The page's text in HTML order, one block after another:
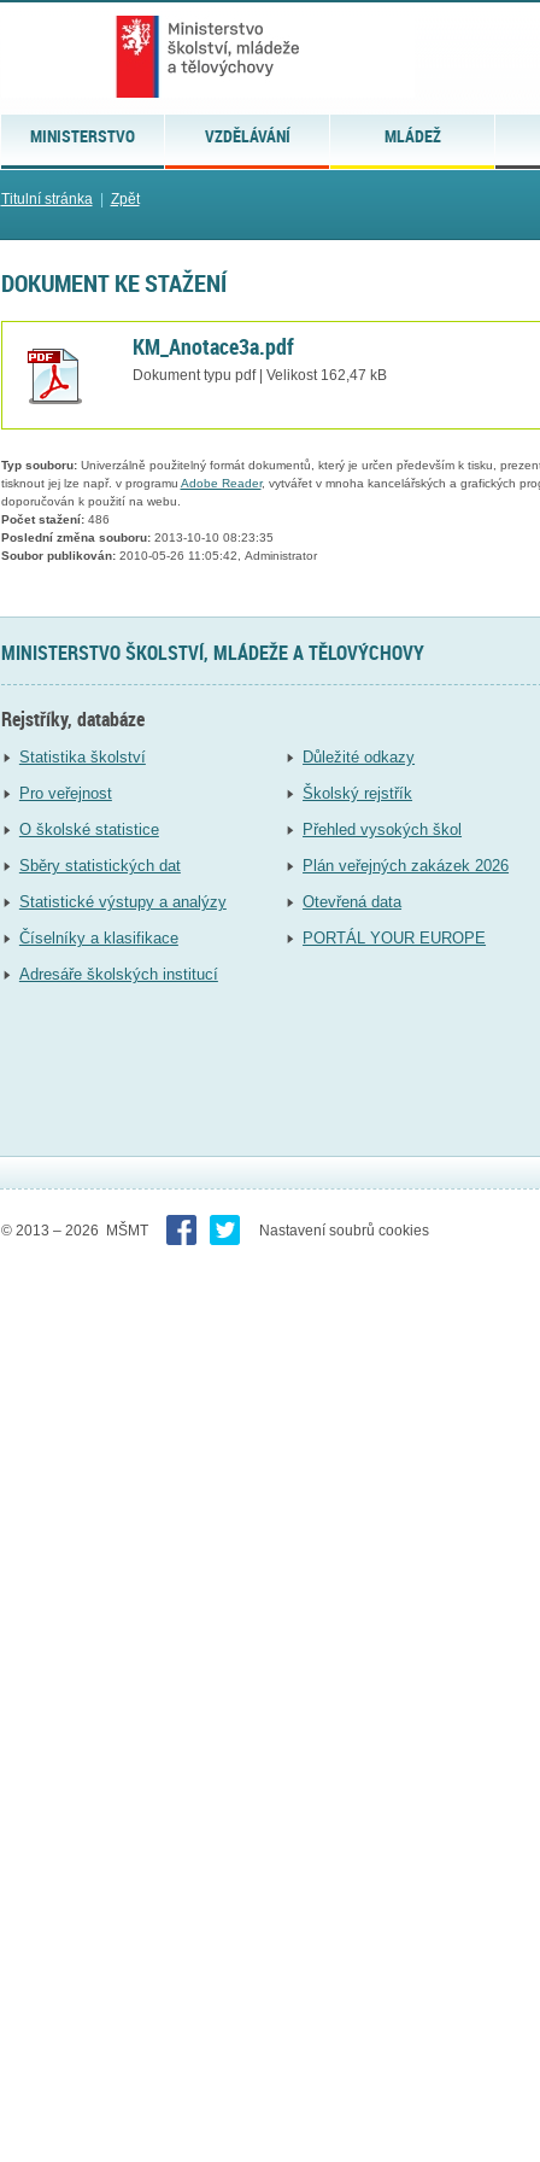
MINISTERSTVO VZDĚLÁVÁNÍ MLÁDEŽ
Titulní stránka| Zpět
DOKUMENT KE STAŽENÍ
KM_Anotace3a.pdf
Dokument typu pdf | Velikost 162,47 kB
Typ souboru:Univerzálně použitelný formát dokumentů, který je určen především k tisku,
tisknout jej lze např. v programu Adobe Reader, vytvářet v mnoha kancelářských a grafických
doporučován k použití na webu.
Počet stažení:486
Poslední změna souboru:2013-10-10 08:23:35
Soubor publikován:2010-05-26 11:05:42, Administrator
MINISTERSTVO ŠKOLSTVÍ, MLÁDEŽE A TĚLOVÝCHOVY
Rejstříky, databáze
Statistika školství
Pro veřejnost
O školské statistice
Sběry statistických dat
Statistické výstupy a analýzy
Číselníky a klasifikace
Adresáře školských institucí
Důležité odkazy
Školský rejstřík
Přehled vysokých škol
Plán veřejných zakázek 2026
Otevřená data
PORTÁL YOUR EUROPE
© 2013 – 2026 MŠMT Nastavení soubrů cookies